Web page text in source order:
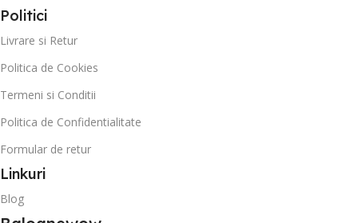
Politici
Livrare si Retur
Politica de Cookies
Termeni si Conditii
Politica de Confidentialitate
Formular de retur
Linkuri
Blog